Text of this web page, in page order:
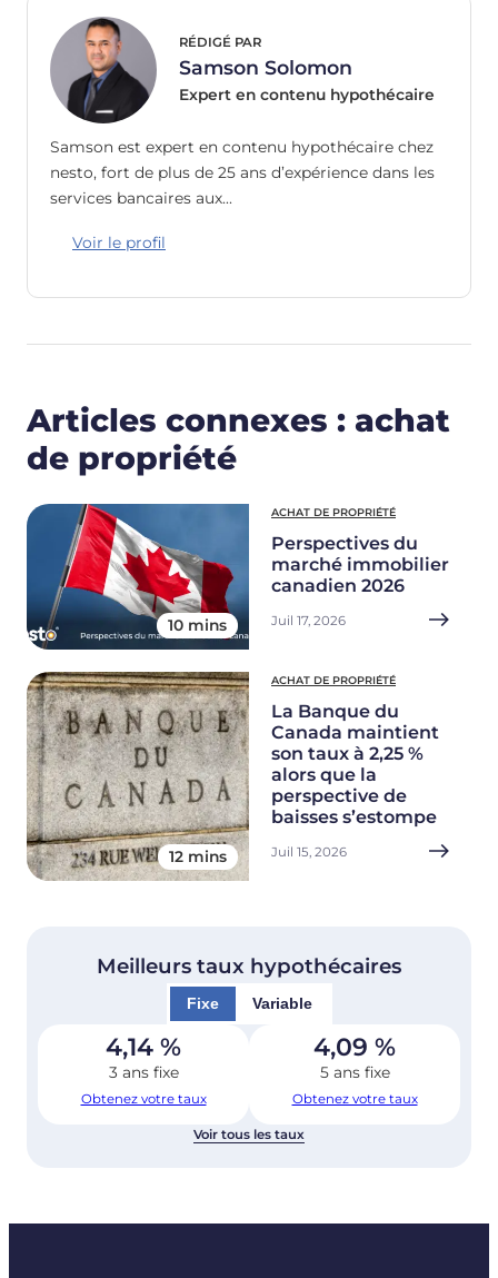
RÉDIGÉ PAR
Samson Solomon
Expert en contenu hypothécaire
Samson est expert en contenu hypothécaire chez
nesto, fort de plus de 25 ans d’expérience dans les
services bancaires aux…
Voir le profil
Articles connexes : achat
de propriété
10 mins
ACHAT DE PROPRIÉTÉ
Perspectives du
marché immobilier
canadien 2026
Juil 17, 2026
12 mins
ACHAT DE PROPRIÉTÉ
La Banque du
Canada maintient
son taux à 2,25 %
alors que la
perspective de
baisses s’estompe
Juil 15, 2026
Meilleurs taux hypothécaires
Fixe Variable
4,14 %
3 ans fixe
Obtenez votre taux
4,09 %
5 ans fixe
Obtenez votre taux
Voir tous les taux